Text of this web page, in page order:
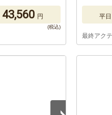
43,560 円 平日
最終アク